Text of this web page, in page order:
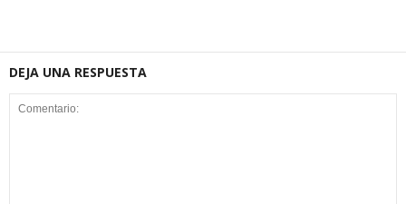
DEJA UNA RESPUESTA